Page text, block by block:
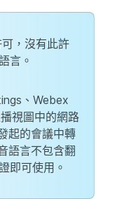
，沒有此許
言。
、Webex
視圖中的網路
起的會議中轉
語言不包含翻
即可使用。